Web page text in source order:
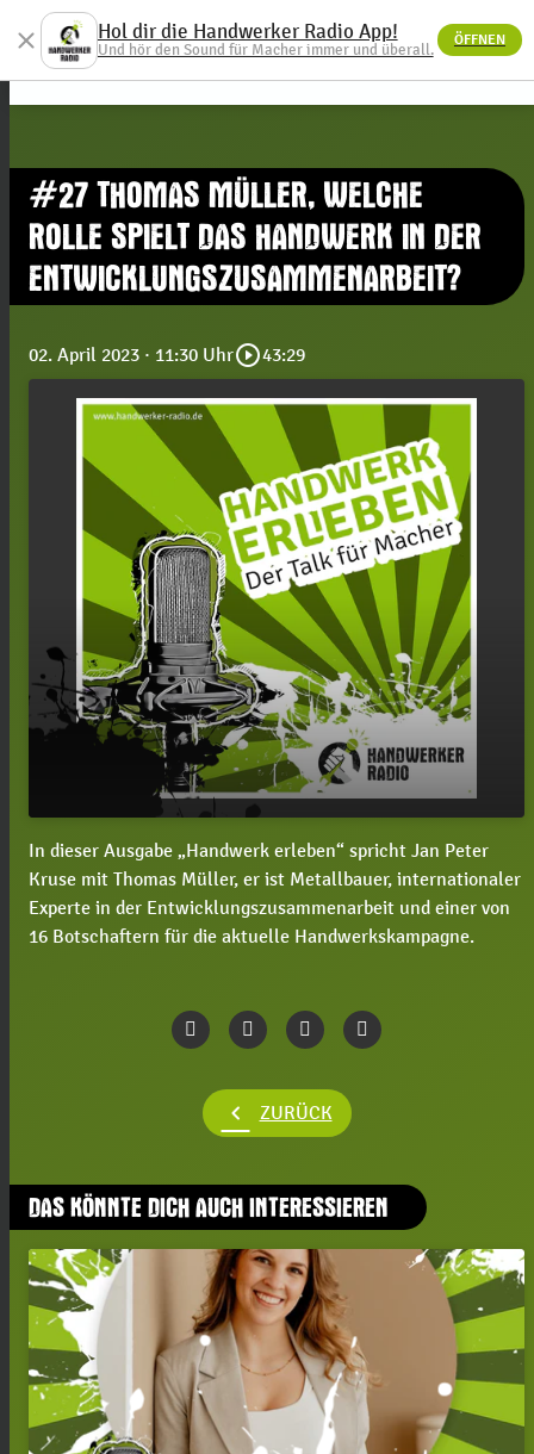
menu
#27 THOMAS MÜLLER, WELCHE
ROLLE SPIELT DAS HANDWERK IN DER
ENTWICKLUNGSZUSAMMENARBEIT?
02. April 2023 · 11:30 Uhrplay_circle_outline43:29
play_arrow #27 Thomas Müller, welche Rolle spielt das
Handwerk in der Entwicklungszusammenarbeit?
00:00 43:29
In dieser Ausgabe „Handwerk erleben“ spricht Jan Peter
Kruse mit Thomas Müller, er ist Metallbauer, internationaler
Experte in der Entwicklungszusammenarbeit und einer von
16 Botschaftern für die aktuelle Handwerkskampagne.
chevron_left ZURÜCK
DAS KÖNNTE DICH AUCH INTERESSIEREN
close Hol dir die Handwerker Radio App!
Und hör den Sound für Macher immer und überall.
ÖFFNEN